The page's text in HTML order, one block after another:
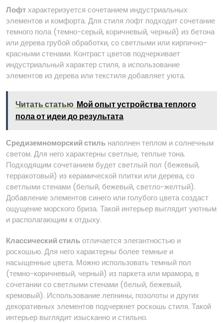
Лофтхарактеризуется сочетанием индустриальных
элементов и комфорта. Для стиля лофт подходит сочетание
темного пола (темно-серый, коричневый, черный) из бетона
или дерева грубой обработки, со светлыми или кирпично-
красными стенами. Контраст цветов подчеркивает
индустриальный характер стиля, а использование
элементов из дерева или текстиля добавляет уюта.
Читать статью Мой опыт устройства теплого
пола от идеи до результата
Средиземноморский стиль наполнен теплом и солнечным
светом. Для него характерны светлые, теплые тона.
Подходящим сочетанием будет светлый пол (бежевый,
терракотовый) из керамической плитки или дерева, со
светлыми стенами (белый, бежевый, светло-желтый).
Добавление элементов синего или голубого цвета создаст
ощущение морского бриза. Такой интерьер выглядит уютным
и располагающим к отдыху.
Классический стильотличается элегантностью и
роскошью. Для него характерны более темные и
насыщенные цвета. Можно использовать темный пол
(темно-коричневый, черный) из паркета или мрамора, в
сочетании со светлыми стенами (белый, бежевый,
кремовый). Использование лепнины, позолоты и других
декоративных элементов подчеркнет роскошь стиля. Такой
интерьер выглядит изысканно и стильно.